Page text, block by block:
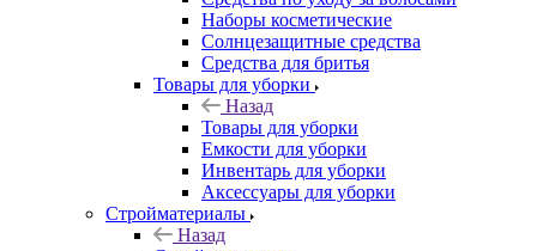
Наборы косметические
Солнцезащитные средства
Средства для бритья
Товары для уборки
Назад
Товары для уборки
Емкости для уборки
Инвентарь для уборки
Аксессуары для уборки
Стройматериалы
Назад